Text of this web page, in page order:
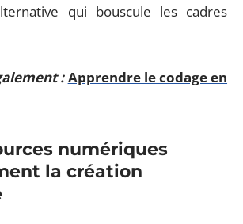
qui bouscule les cadres
:Apprendre le codage en
numériques
la création